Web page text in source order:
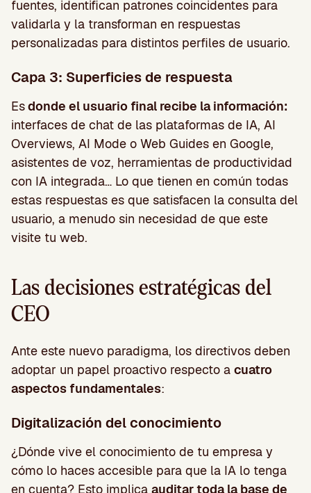
fuentes, identifican patrones coincidentes para
validarla y la transforman en respuestas
personalizadas para distintos perfiles de usuario.
Capa 3: Superficies de respuesta
Esdonde el usuario final recibe la información:
interfaces de chat de las plataformas de IA, AI
Overviews, AI Mode o Web Guides en Google,
asistentes de voz, herramientas de productividad
con IA integrada… Lo que tienen en común todas
estas respuestas es que satisfacen la consulta del
usuario, a menudo sin necesidad de que este
visite tu web.
Las decisiones estratégicas del
CEO
Ante este nuevo paradigma, los directivos deben
adoptar un papel proactivo respecto a cuatro
aspectos fundamentales:
Digitalización del conocimiento
¿Dónde vive el conocimiento de tu empresa y
cómo lo haces accesible para que la IA lo tenga
en cuenta? Esto implica auditar toda la base de